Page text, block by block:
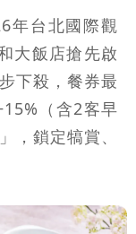
勢去哪？」
逝！最後身
成讖 王必
陸警機率最
年台北國際觀
大飯店搶先啟
下殺，餐券最
（含2客早
，鎖定犒賞、